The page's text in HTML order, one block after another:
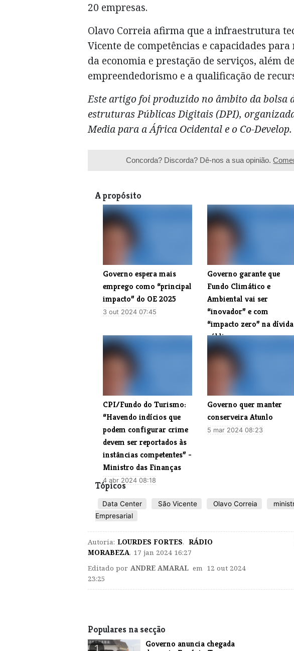
20 empresas.
Olavo Correia afirma que a infraestrutura
Vicente de competências e capacidades
da economia e prestação de serviços, além
empreendedorismo e a qualificação de
Este artigo foi produzido no âmbito da bolsa
estruturas Públicas Digitais (DPI),
Media para a África Ocidental e o Co-Develop.
Concorda? Discorda? Dê-nos a sua opinião.
A propósito
Governo espera mais
emprego como “principal
impacto” do OE 2025
3 out 2024 07:45
Governo garante que
Fundo Climático e
Ambiental vai ser
“inovador” e com
“impacto zero” na dívida
pública
30 jul 2024 07:54
CPI/Fundo do Turismo:
“Havendo indícios que
podem configurar crime
devem ser reportados às
instâncias competentes” -
Ministro das Finanças
4 abr 2024 08:18
Governo quer manter
conserveira Atunlo
5 mar 2024 08:23
Tópicos
Data Center São Vicente Olavo Correia
Empresarial
Autoria: LOURDES FORTES, RÁDIO
MORABEZA, 17 jan 2024 16:27
Editado por ANDRE AMARAL em 12 out 2024
23:25
Populares na secção
Governo anuncia chegada